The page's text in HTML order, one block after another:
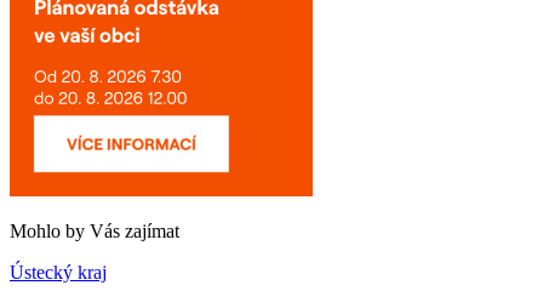
Mohlo by Vás zajímat
Ústecký kraj